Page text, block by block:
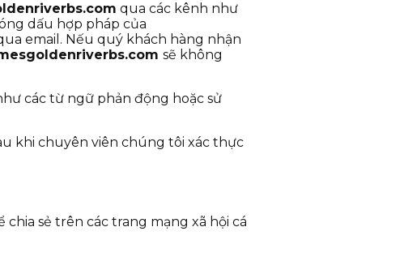
qua các kênh như
dấu hợp pháp của
email. Nếu quý khách hàng nhận
sẽ không
các từ ngữ phản động hoặc sử
khi chuyên viên chúng tôi xác thực
chia sẻ trên các trang mạng xã hội cá